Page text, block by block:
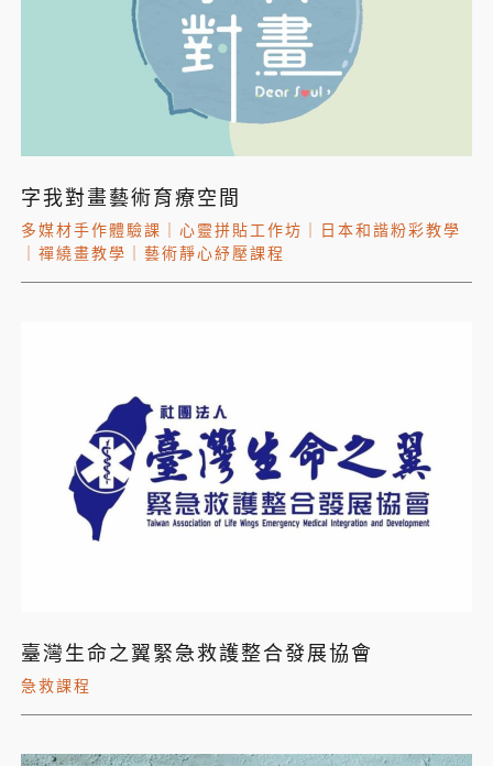
字我對畫藝術育療空間
多媒材手作體驗課 心靈拼貼工作坊
日本和諧粉彩教學
禪繞畫教學 藝術靜心紓壓課程
臺灣生命之翼緊急救護整合發展協會
急救課程